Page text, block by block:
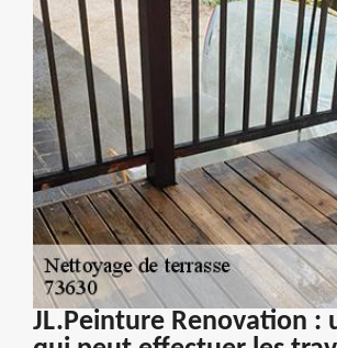
JL.Peinture Renovation :